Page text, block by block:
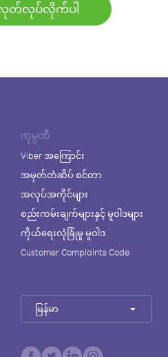
လုတ်လုပ်လိုက်ပါ
ကုမ္ပဏီ
Viber အကြောင်း
အမှတ်တံဆိပ် စင်တာ
အလုပ်အကိုင်များ
စည်းကမ်းချက်များနှင့် မူဝါဒများ
ကိုယ်ရေးလုံခြုံမှု မူဝါဒ
Customer Complaints Code
မြန်မာ